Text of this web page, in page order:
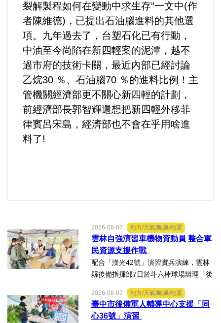
裂解製程如何在變動中求生存”一文中(作
者陳維德)，已提出石油腦進料的其他選
項。九年過去了，台塑石化已有行動，
中油至今尚陷在新四輕案的泥潭，越不
過市府的技術卡關，最近內部已經討論
乙烷30 ％、石油腦70 ％的進料比例！主
管機關經濟部更不關心新四輕的計劃，
前經濟部長郭智輝還想把新四輕外移菲
律賓呂宋島，經濟部也不會在乎用啥進
料了!
2026-08-07 地方/天氣/颱風/地震
雲林自強演習車機物資動員 整合軍
民資源支援作戰
配合「漢光42號」演習實兵演練，雲林
縣後備指揮部7日於斗六棒球場辦理「後
資接收作業－自強演習」。【記者陳明
成台中報導】配合「漢光42號」演習實
2026-08-07 地方/天氣/颱風/地震
臺中市後備軍人輔導中心支援「同
心36號」演習